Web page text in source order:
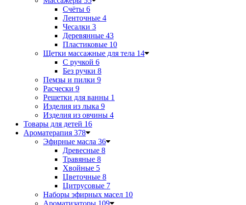
Счёты 6
Ленточные 4
Чесалки 3
Деревянные 43
Пластиковые 10
Щетки массажные для тела 14
С ручкой 6
Без ручки 8
Пемзы и пилки 9
Расчески 9
Решетки для ванны 1
Изделия из лыка 9
Изделия из овчины 4
Товары для детей 16
Ароматерапия 378
Эфирные масла 36
Древесные 8
Травяные 8
Хвойные 5
Цветочные 8
Цитрусовые 7
Наборы эфирных масел 10
Ароматизаторы 109